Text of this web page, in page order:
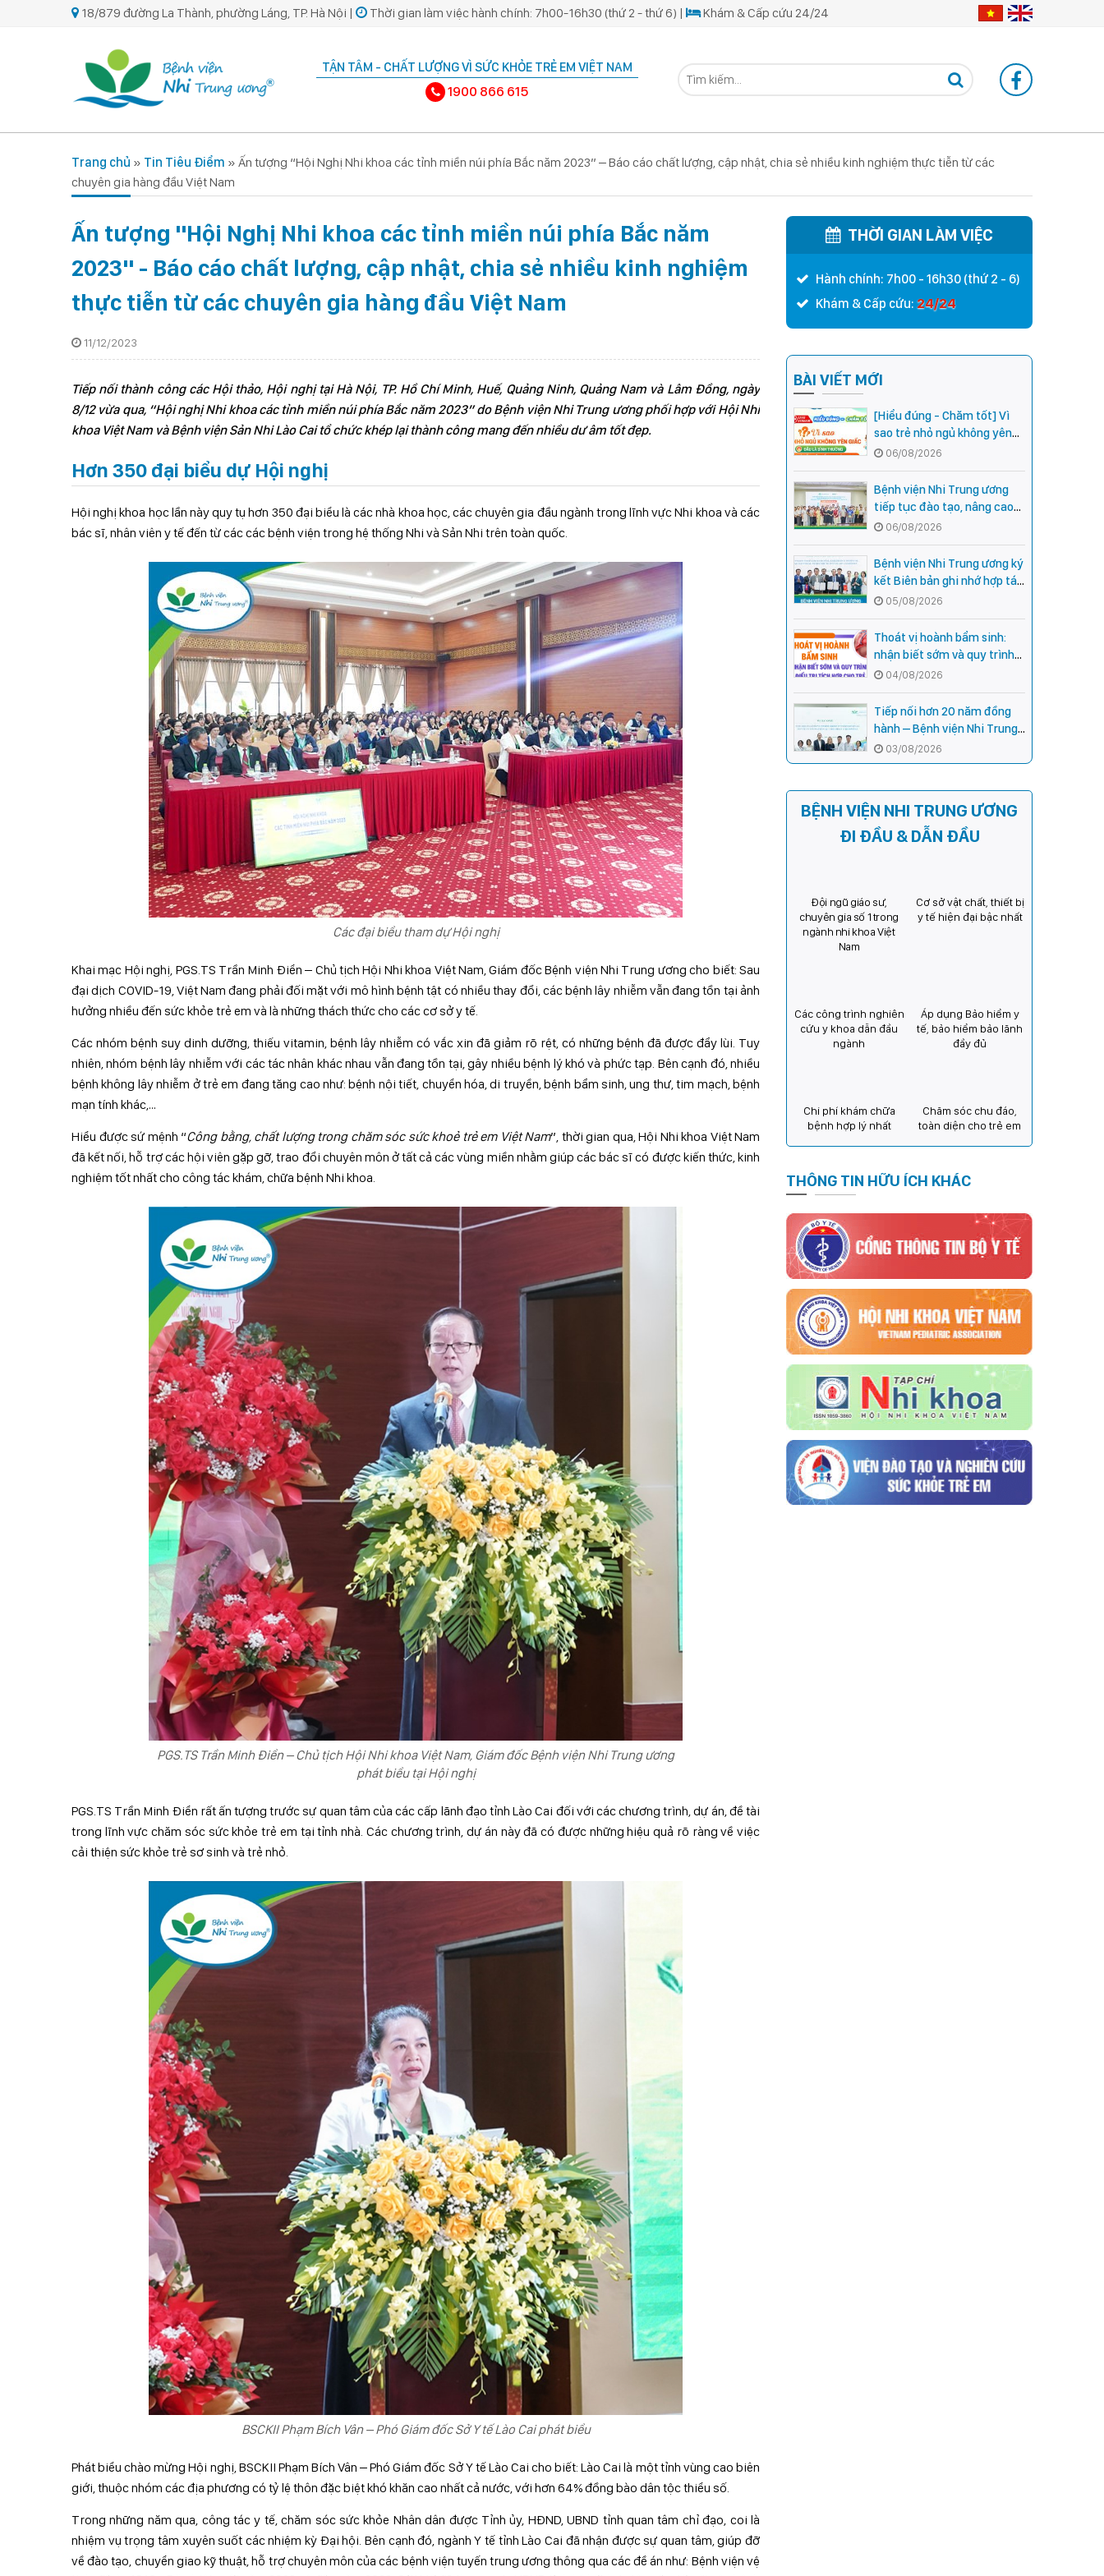
18/879 đường La Thành, phường Láng, TP. Hà Nội | Thời gian làm việc hành chính: 7h00-16h30 (thứ 2 - thứ 6) | Khám & Cấp cứu 24/24
TẬN TÂM - CHẤT LƯỢNG VÌ SỨC KHỎE TRẺ EM VIỆT NAM
1900 866 615
Trang chủ » Tin Tiêu Điểm » Ấn tượng “Hội Nghị Nhi khoa các tỉnh miền núi phía Bắc năm 2023” – Báo cáo chất lượng, cập nhật, chia sẻ nhiều kinh nghiệm thực tiễn từ các
chuyên gia hàng đầu Việt Nam
Ấn tượng "Hội Nghị Nhi khoa các tỉnh miền núi phía Bắc năm
2023" - Báo cáo chất lượng, cập nhật, chia sẻ nhiều kinh nghiệm
thực tiễn từ các chuyên gia hàng đầu Việt Nam
11/12/2023
Tiếp nối thành công các Hội thảo, Hội nghị tại Hà Nội, TP. Hồ Chí Minh, Huế, Quảng Ninh, Quảng Nam và Lâm Đồng, ngày
8/12 vừa qua, “Hội nghị Nhi khoa các tỉnh miền núi phía Bắc năm 2023” do Bệnh viện Nhi Trung ương phối hợp với Hội Nhi
khoa Việt Nam và Bệnh viện Sản Nhi Lào Cai tổ chức khép lại thành công mang đến nhiều dư âm tốt đẹp.
Hơn 350 đại biểu dự Hội nghị
Hội nghị khoa học lần này quy tụ hơn 350 đại biểu là các nhà khoa học, các chuyên gia đầu ngành trong lĩnh vực Nhi khoa và các
bác sĩ, nhân viên y tế đến từ các các bệnh viện trong hệ thống Nhi và Sản Nhi trên toàn quốc.
Các đại biểu tham dự Hội nghị
Khai mạc Hội nghị, PGS.TS Trần Minh Điển – Chủ tịch Hội Nhi khoa Việt Nam, Giám đốc Bệnh viện Nhi Trung ương cho biết: Sau
đại dịch COVID-19, Việt Nam đang phải đối mặt với mô hình bệnh tật có nhiều thay đổi, các bệnh lây nhiễm vẫn đang tồn tại ảnh
hưởng nhiều đến sức khỏe trẻ em và là những thách thức cho các cơ sở y tế.
Các nhóm bệnh suy dinh dưỡng, thiếu vitamin, bệnh lây nhiễm có vắc xin đã giảm rõ rệt, có những bệnh đã được đẩy lùi. Tuy
nhiên, nhóm bệnh lây nhiễm với các tác nhân khác nhau vẫn đang tồn tại, gây nhiều bệnh lý khó và phức tạp. Bên cạnh đó, nhiều
bệnh không lây nhiễm ở trẻ em đang tăng cao như: bệnh nội tiết, chuyển hóa, di truyền, bệnh bẩm sinh, ung thư, tim mạch, bệnh
mạn tính khác,…
Hiểu được sứ mệnh “Công bằng, chất lượng trong chăm sóc sức khoẻ trẻ em Việt Nam”, thời gian qua, Hội Nhi khoa Việt Nam
đã kết nối, hỗ trợ các hội viên gặp gỡ, trao đổi chuyên môn ở tất cả các vùng miền nhằm giúp các bác sĩ có được kiến thức, kinh
nghiệm tốt nhất cho công tác khám, chữa bệnh Nhi khoa.
PGS.TS Trần Minh Điển – Chủ tịch Hội Nhi khoa Việt Nam, Giám đốc Bệnh viện Nhi Trung ương
phát biểu tại Hội nghị
PGS.TS Trần Minh Điển rất ấn tượng trước sự quan tâm của các cấp lãnh đạo tỉnh Lào Cai đối với các chương trình, dự án, đề tài
trong lĩnh vực chăm sóc sức khỏe trẻ em tại tỉnh nhà. Các chương trình, dự án này đã có được những hiệu quả rõ ràng về việc
cải thiện sức khỏe trẻ sơ sinh và trẻ nhỏ.
BSCKII Phạm Bích Vân – Phó Giám đốc Sở Y tế Lào Cai phát biểu
Phát biểu chào mừng Hội nghị, BSCKII Phạm Bích Vân – Phó Giám đốc Sở Y tế Lào Cai cho biết: Lào Cai là một tỉnh vùng cao biên
giới, thuộc nhóm các địa phương có tỷ lệ thôn đặc biệt khó khăn cao nhất cả nước, với hơn 64% đồng bào dân tộc thiểu số.
Trong những năm qua, công tác y tế, chăm sóc sức khỏe Nhân dân được Tỉnh ủy, HĐND, UBND tỉnh quan tâm chỉ đạo, coi là
nhiệm vụ trọng tâm xuyên suốt các nhiệm kỳ Đại hội. Bên cạnh đó, ngành Y tế tỉnh Lào Cai đã nhận được sự quan tâm, giúp đỡ
về đào tạo, chuyển giao kỹ thuật, hỗ trợ chuyên môn của các bệnh viện tuyến trung ương thông qua các đề án như: Bệnh viện vệ
THỜI GIAN LÀM VIỆC
Hành chính: 7h00 - 16h30 (thứ 2 - 6)
Khám & Cấp cứu: 24/24
BÀI VIẾT MỚI
[Hiểu đúng - Chăm tốt] Vì
sao trẻ nhỏ ngủ không yên
giấc - Đâu là bình thường,
đâu là dấu hiệu cần đi khám
ngay?
06/08/2026
Bệnh viện Nhi Trung ương
tiếp tục đào tạo, nâng cao
năng lực khám, chữa bệnh
Nhi khoa cho cán bộ y tế tại
các tỉnh miền núi phía Bắc
06/08/2026
Bệnh viện Nhi Trung ương ký
kết Biên bản ghi nhớ hợp tác
với Bệnh viện Nhi Quốc gia
Campuchia
05/08/2026
Thoát vị hoành bẩm sinh:
nhận biết sớm và quy trình
điều trị tích hợp cho trẻ -
chia sẻ từ các chuyên gia
hàng đầu của Bệnh Viện Nhi
Trung ương
04/08/2026
Tiếp nối hơn 20 năm đồng
hành – Bệnh viện Nhi Trung
ương và Tổ chức Orbis (Hoa
Kỳ) tăng cường hợp tác, mở
03/08/2026
BỆNH VIỆN NHI TRUNG ƯƠNG
ĐI ĐẦU & DẪN ĐẦU
Đội ngũ giáo sư,
chuyên gia số 1 trong
ngành nhi khoa Việt
Nam
Cơ sở vật chất, thiết bị
y tế hiện đại bậc nhất
Các công trình nghiên
cứu y khoa dẫn đầu
ngành
Áp dụng Bảo hiểm y
tế, bảo hiểm bảo lãnh
đầy đủ
Chi phí khám chữa
bệnh hợp lý nhất
Chăm sóc chu đáo,
toàn diện cho trẻ em
THÔNG TIN HỮU ÍCH KHÁC